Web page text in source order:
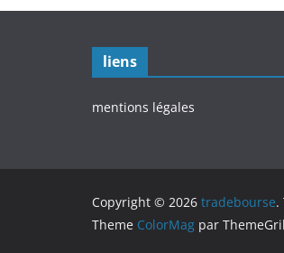
liens
mentions légales
Copyright © 2026 tradebourse.
Theme ColorMag par